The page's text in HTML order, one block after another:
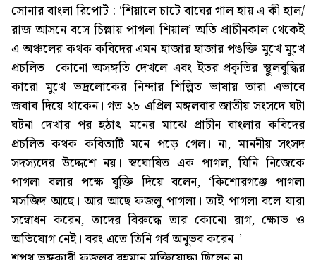
সোনার বাংলা রিপোর্ট : ‘শিয়ালে চাটে বাঘের গাল হায় এ কী হাল/
রাজ আসনে বসে চিল্লায় পাগলা শিয়াল’ অতি প্রাচীনকাল থেকেই
এ অঞ্চলের কথক কবিদের এমন হাজার হাজার পঙক্তি মুখে মুখে
প্রচলিত। কোনো অসঙ্গতি দেখলে এবং ইতর প্রকৃতির স্থুলবুদ্ধির
কারো মুখে ভদ্রলোকের নিন্দার শিল্পিত ভাষায় তারা এভাবে
জবাব দিয়ে থাকেন। গত ২৮ এপ্রিল মঙ্গলবার জাতীয় সংসদে ঘটা
ঘটনা দেখার পর হঠাৎ মনের মাঝে প্রাচীন বাংলার কবিদের
প্রচলিত কথক কবিতাটি মনে পড়ে গেল। না, মাননীয় সংসদ
সদস্যদের উদ্দেশে নয়। স্বঘোষিত এক পাগল, যিনি নিজেকে
পাগলা বলার পক্ষে যুক্তি দিয়ে বলেন, ‘কিশোরগঞ্জে পাগলা
মসজিদ আছে। আর আছে ফজলু পাগলা। তাই পাগলা বলে যারা
সম্বোধন করেন, তাদের বিরুদ্ধে তার কোনো রাগ, ক্ষোভ ও
অভিযোগ নেই। বরং এতে তিনি গর্ব অনুভব করেন।’